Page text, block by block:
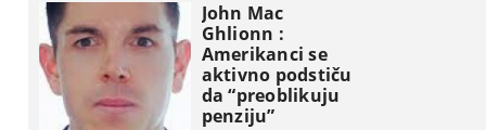
John Mac
Ghlionn :
Amerikanci se
aktivno podstiču
da “preoblikuju
penziju”